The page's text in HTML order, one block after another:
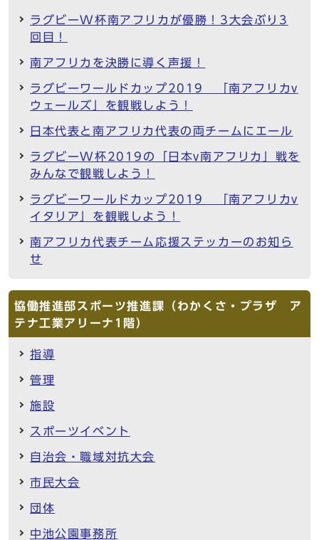
ラグビーW杯南アフリカが優勝！3大会ぶり3
回目！
南アフリカを決勝に導く声援！
ラグビーワールドカップ2019 「南アフリカv
ウェールズ」を観戦しよう！
日本代表と南アフリカ代表の両チームにエール
ラグビーW杯2019の「日本v南アフリカ」戦を
みんなで観戦しよう！
ラグビーワールドカップ2019 「南アフリカv
イタリア」を観戦しよう！
南アフリカ代表チーム応援ステッカーのお知ら
せ
協働推進部スポーツ推進課（わかくさ・プラザ ア
テナ工業アリーナ1階）
指導
管理
施設
スポーツイベント
自治会・職域対抗大会
市民大会
団体
中池公園事務所